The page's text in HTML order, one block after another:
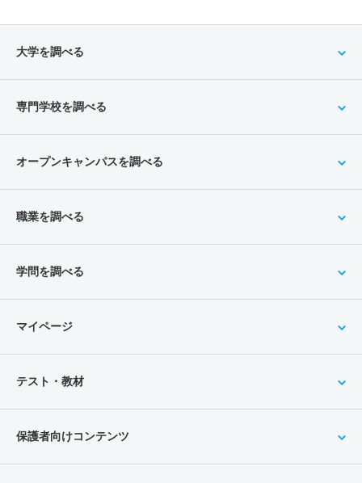
大学を調べる
専門学校を調べる
オープンキャンパスを調べる
職業を調べる
学問を調べる
マイページ
テスト・教材
保護者向けコンテンツ